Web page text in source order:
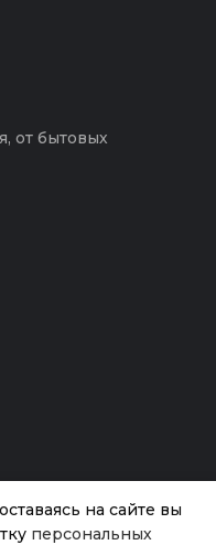
от бытовых
на сайте вы
персональных